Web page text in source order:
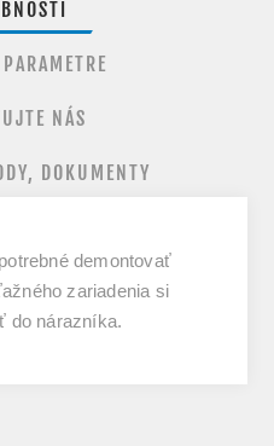
NÁS
DOKUMENTY
demontovať
zariadenia si
do nárazníka.